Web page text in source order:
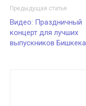
Предыдущая статья
Видео: Праздничный
концерт для лучших
выпускников Бишкека